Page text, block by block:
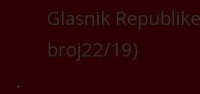
Glasnik
broj22/19)